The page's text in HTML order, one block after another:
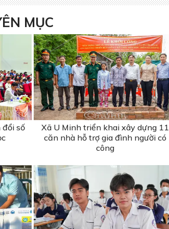
MỤC
đổi số
Xã U Minh triển khai xây dựng 11
căn nhà hỗ trợ gia đình người có
công